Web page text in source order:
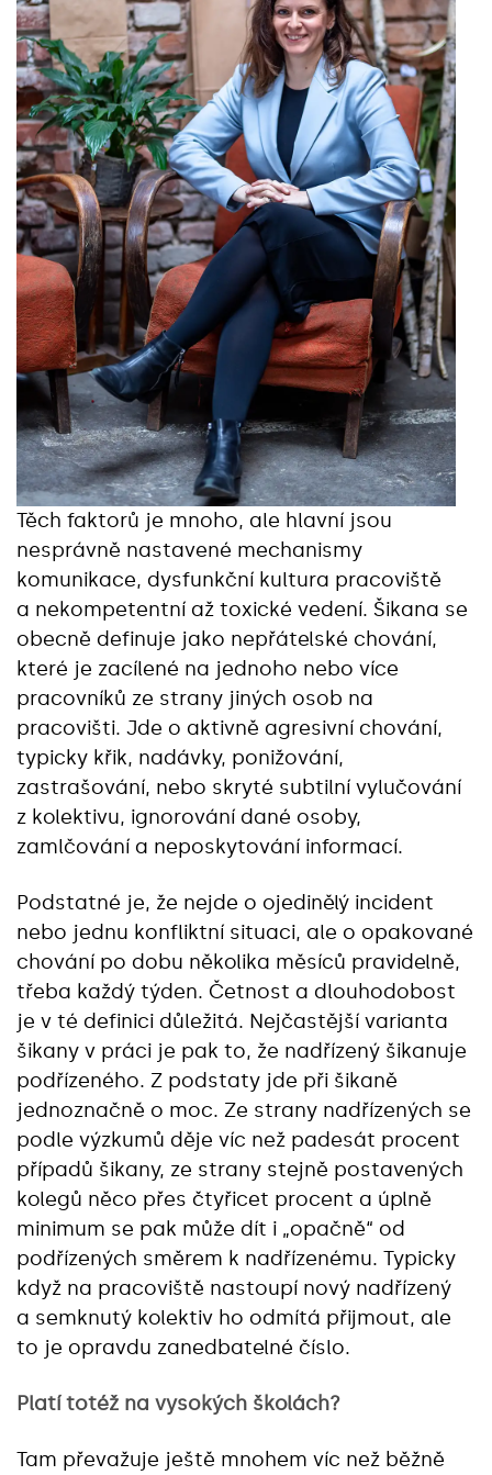
Těch faktorů je mnoho, ale hlavní jsou
nesprávně nastavené mechanismy
komunikace, dysfunkční kultura pracoviště
a nekompetentní až toxické vedení. Šikana se
obecně definuje jako nepřátelské chování,
které je zacílené na jednoho nebo více
pracovníků ze strany jiných osob na
pracovišti. Jde o aktivně agresivní chování,
typicky křik, nadávky, ponižování,
zastrašování, nebo skryté subtilní vylučování
z kolektivu, ignorování dané osoby,
zamlčování a neposkytování informací.
Podstatné je, že nejde o ojedinělý incident
nebo jednu konfliktní situaci, ale o opakované
chování po dobu několika měsíců pravidelně,
třeba každý týden. Četnost a dlouhodobost
je v té definici důležitá. Nejčastější varianta
šikany v práci je pak to, že nadřízený šikanuje
podřízeného. Z podstaty jde při šikaně
jednoznačně o moc. Ze strany nadřízených se
podle výzkumů děje víc než padesát procent
případů šikany, ze strany stejně postavených
kolegů něco přes čtyřicet procent a úplně
minimum se pak může dít i „opačně“ od
podřízených směrem k nadřízenému. Typicky
když na pracoviště nastoupí nový nadřízený
a semknutý kolektiv ho odmítá přijmout, ale
to je opravdu zanedbatelné číslo.
Platí totéž na vysokých školách?
Tam převažuje ještě mnohem víc než běžně